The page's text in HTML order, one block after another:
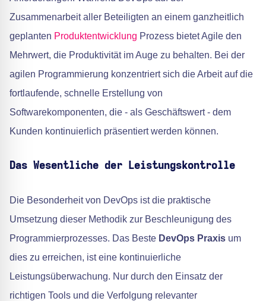
Zusammenarbeit aller Beteiligten an einem ganzheitlich
geplanten Produktentwicklung Prozess bietet Agile den
Mehrwert, die Produktivität im Auge zu behalten. Bei der
agilen Programmierung konzentriert sich die Arbeit auf die
fortlaufende, schnelle Erstellung von
Softwarekomponenten, die - als Geschäftswert - dem
Kunden kontinuierlich präsentiert werden können.
Das Wesentliche der Leistungskontrolle
Die Besonderheit von DevOps ist die praktische
Umsetzung dieser Methodik zur Beschleunigung des
Programmierprozesses. Das Beste DevOps Praxis um
dies zu erreichen, ist eine kontinuierliche
Leistungsüberwachung. Nur durch den Einsatz der
richtigen Tools und die Verfolgung relevanter